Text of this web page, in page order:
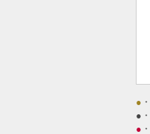
●
●
●